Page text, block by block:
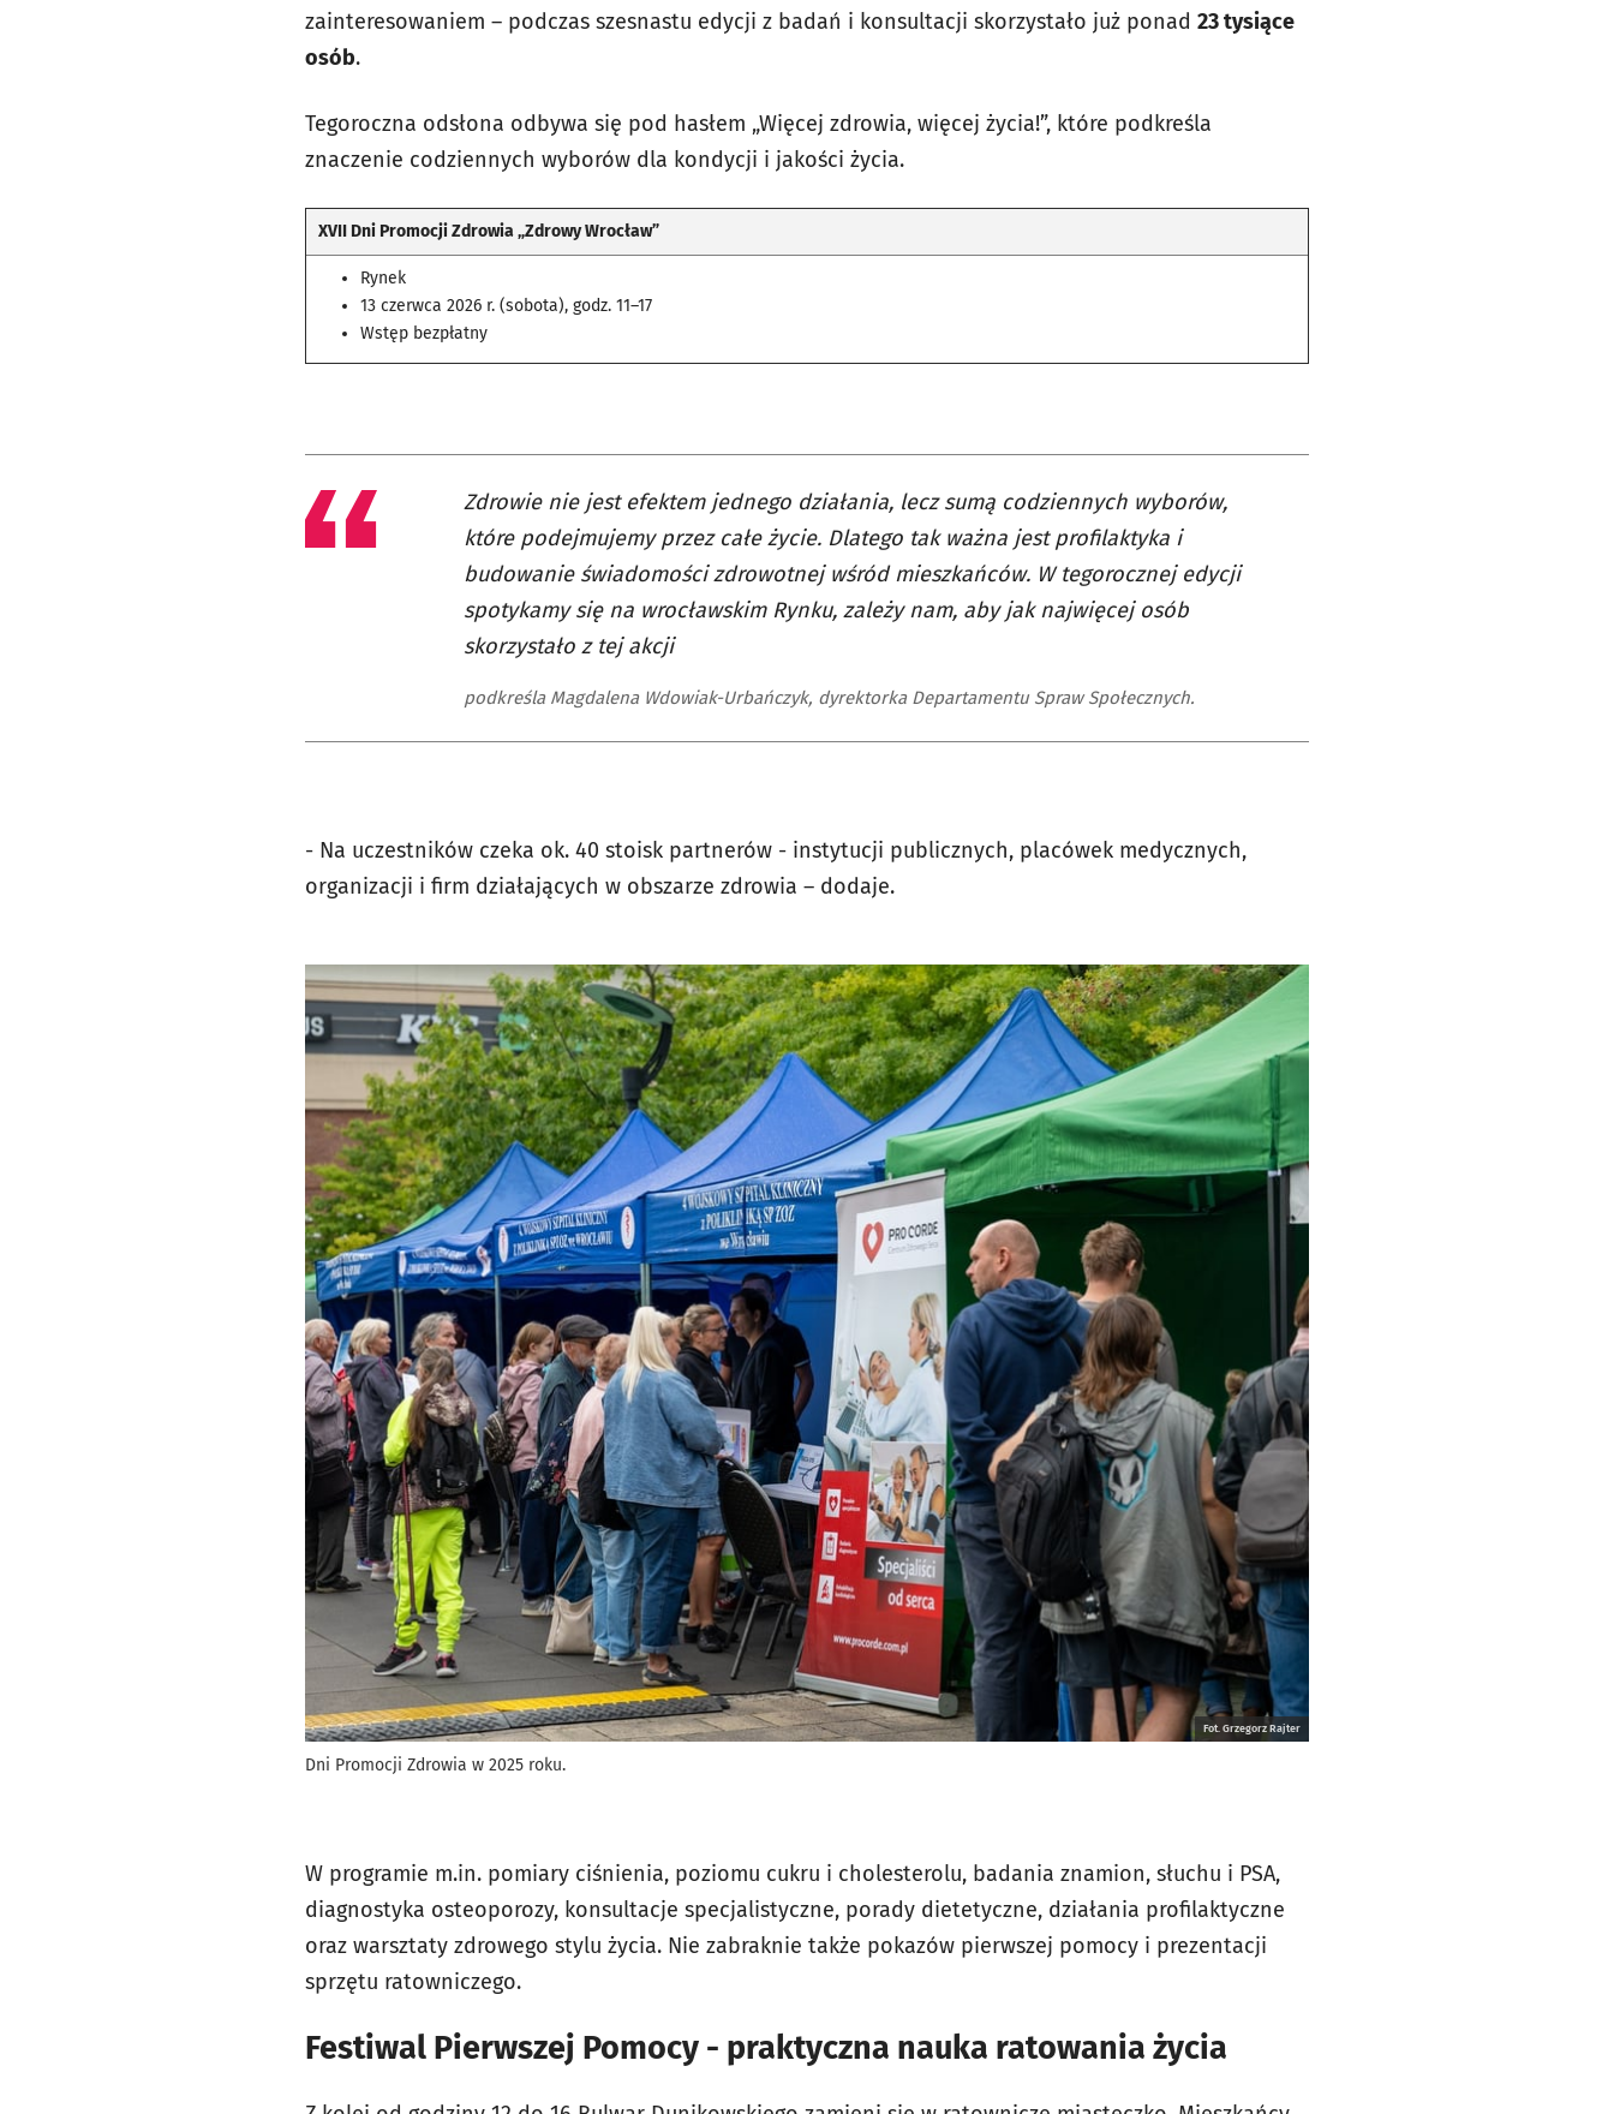
zainteresowaniem – podczas szesnastu edycji z badań i konsultacji skorzystało już ponad 23 tysiące
osób.
Tegoroczna odsłona odbywa się pod hasłem „Więcej zdrowia, więcej życia!”, które podkreśla
znaczenie codziennych wyborów dla kondycji i jakości życia.
XVII Dni Promocji Zdrowia „Zdrowy Wrocław”
Rynek
13 czerwca 2026 r. (sobota), godz. 11–17
Wstęp bezpłatny
Zdrowie nie jest efektem jednego działania, lecz sumą codziennych wyborów,
które podejmujemy przez całe życie. Dlatego tak ważna jest profilaktyka i
budowanie świadomości zdrowotnej wśród mieszkańców. W tegorocznej edycji
spotykamy się na wrocławskim Rynku, zależy nam, aby jak najwięcej osób
skorzystało z tej akcji
podkreśla Magdalena Wdowiak-Urbańczyk, dyrektorka Departamentu Spraw Społecznych.
- Na uczestników czeka ok. 40 stoisk partnerów - instytucji publicznych, placówek medycznych,
organizacji i firm działających w obszarze zdrowia – dodaje.
Fot. Grzegorz Rajter
Dni Promocji Zdrowia w 2025 roku.
W programie m.in. pomiary ciśnienia, poziomu cukru i cholesterolu, badania znamion, słuchu i PSA,
diagnostyka osteoporozy, konsultacje specjalistyczne, porady dietetyczne, działania profilaktyczne
oraz warsztaty zdrowego stylu życia. Nie zabraknie także pokazów pierwszej pomocy i prezentacji
sprzętu ratowniczego.
Festiwal Pierwszej Pomocy - praktyczna nauka ratowania życia